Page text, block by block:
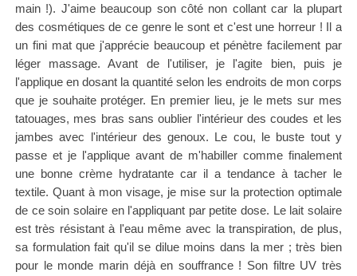
main !). J'aime beaucoup son côté non collant car la plupart
des cosmétiques de ce genre le sont et c'est une horreur ! Il a
un fini mat que j'apprécie beaucoup et pénètre facilement par
léger massage. Avant de l'utiliser, je l'agite bien, puis je
l'applique en dosant la quantité selon les endroits de mon corps
que je souhaite protéger. En premier lieu, je le mets sur mes
tatouages, mes bras sans oublier l'intérieur des coudes et les
jambes avec l'intérieur des genoux. Le cou, le buste tout y
passe et je l'applique avant de m'habiller comme finalement
une bonne crème hydratante car il a tendance à tacher le
textile. Quant à mon visage, je mise sur la protection optimale
de ce soin solaire en l'appliquant par petite dose. Le lait solaire
est très résistant à l'eau même avec la transpiration, de plus,
sa formulation fait qu'il se dilue moins dans la mer ; très bien
pour le monde marin déjà en souffrance ! Son filtre UV très